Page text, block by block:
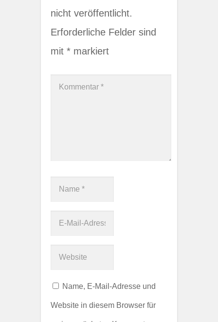
nicht veröffentlicht.
Erforderliche Felder sind
mit * markiert
Name, E-Mail-Adresse und
Website in diesem Browser für